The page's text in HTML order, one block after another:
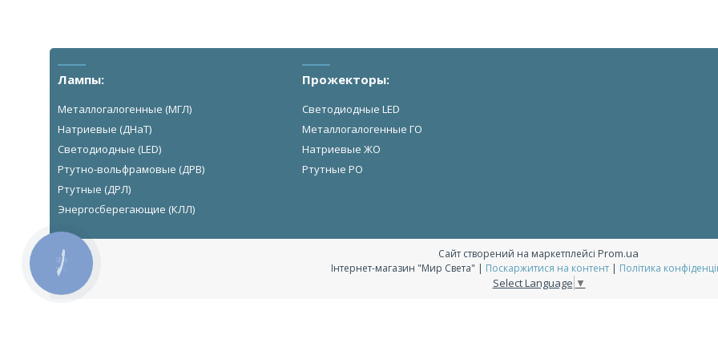
Лампы:
Металлогалогенные (МГЛ)
Натриевые (ДНаТ)
Светодиодные (LED)
Ртутно-вольфрамовые (ДРВ)
Ртутные (ДРЛ)
Энергосберегающие (КЛЛ)
Прожекторы:
Светодиодные LED
Металлогалогенные ГО
Натриевые ЖО
Ртутные РО
Сайт створений на маркетплейсі Prom.ua
Інтернет-магазин "Мир Света" | Поскаржитися на контент | Політика
Select Language ▼
КНОПКА
ЗВ'ЯЗКУ